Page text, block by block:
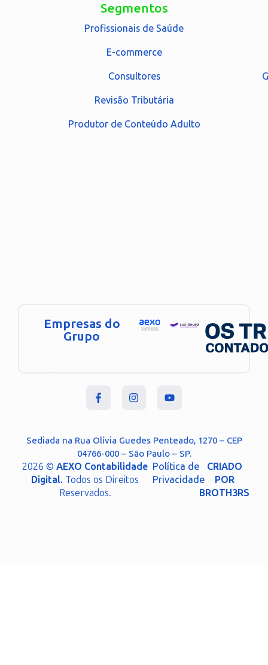
Segmentos
Profissionais de Saúde
E-commerce
Consultores
Revisão Tributária
Produtor de Conteúdo Adulto
Empresas do
Grupo
Sediada na Rua Olívia Guedes Penteado, 1270 – CEP
04766-000 – São Paulo – SP.
2026 ©AEXO Contabilidade
Digital. Todos os Direitos
Reservados.
Política de
Privacidade
CRIADO
POR
BROTH3RS